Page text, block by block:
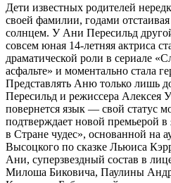
Дети известных родителей
своей фамилии, годами
солнцем. У Ани Пересильд
совсем юная 14-летняя актриса
драматической роли в сериале
асфальте» и моментально стала
Представлять Аню только лишь
Пересильд и режиссера Алексея
повернется язык — свой статус
подтверждает новой премьерой
в Стране чудес», основанной на
Высоцкого по сказке Льюиса
Ани, суперзвездный состав в
Милоша Биковича, Паулины